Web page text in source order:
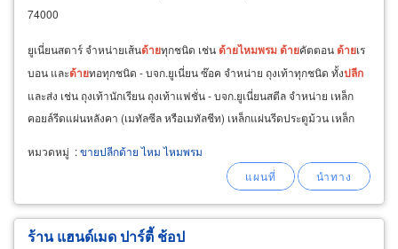
74000
ยูเนี่ยนสตาร์ จำหน่ายเส้นด้ายทุกชนิด เช่นด้ายไหมพรมด้ายคัตตอนด้ายเร
บอน และด้ายทอทุกชนิด - บจก.ยูเนี่ยน ซ๊อค จำหน่าย ถุงเท้าทุกชนิด ทั้งปลีก
และส่ง เช่น ถุงเท้านักเรียน ถุงเท้าแฟชั่น - บจก.ยูเนี่ยนสตีล จำหน่าย เหล็ก
คอยล์รีดแผ่นหลังคา (เมทัลซีล หรือเมทัลชีท) เหล็กแผ่นรีดประตูม้วน เหล็ก
หมวดหมู่ :ขายปลีกด้าย ไหม ไหมพรม
ร้าน แฮนด์เมด ปาร์ตี้ ช้อป